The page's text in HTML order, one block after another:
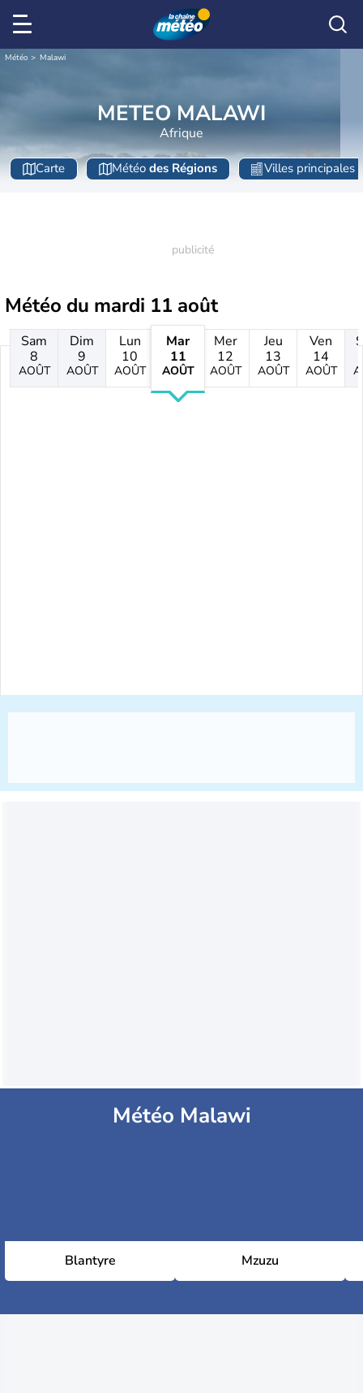
Météo Malawi
METEO MALAWI
Afrique
Carte Météo des Régions Villes principales
Météo du mardi 11 août
Sam
8
AOÛT
Dim
9
AOÛT
Lun
10
AOÛT
Mar
11
AOÛT
Mer
12
AOÛT
Jeu
13
AOÛT
Ven
14
AOÛT
Météo Malawi
Blantyre Mzuzu